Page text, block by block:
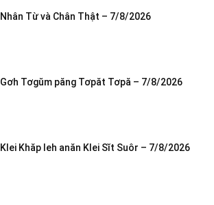
Nhân Từ và Chân Thật – 7/8/2026
Gơh Tơgŭm păng Tơpăt Tơpă – 7/8/2026
Klei Khăp leh anăn Klei Sĭt Suôr – 7/8/2026